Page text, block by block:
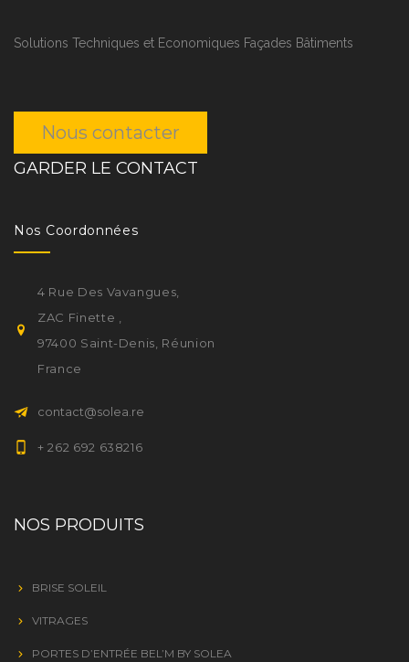
Solutions Techniques et Economiques Façades Bâtiments
Nous contacter
GARDER LE CONTACT
Nos Coordonnées
4 Rue Des Vavangues,
ZAC Finette ,
97400 Saint-Denis, Réunion
France
contact@solea.re
+ 262 692 638216
NOS PRODUITS
BRISE SOLEIL
VITRAGES
PORTES D’ENTRÉE BEL’M BY SOLEA